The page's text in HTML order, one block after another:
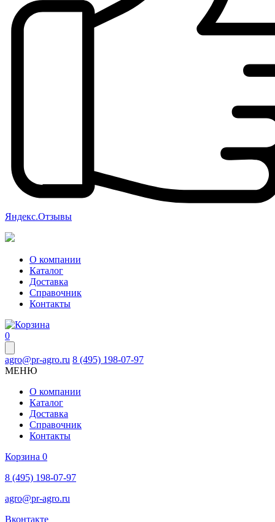
Яндекс.Отзывы
О компании
Каталог
Доставка
Справочник
Контакты
0
agro@pr-agro.ru 8 (495) 198-07-97
МЕНЮ
О компании
Каталог
Доставка
Справочник
Контакты
Корзина 0
8 (495) 198-07-97
agro@pr-agro.ru
Вконтакте